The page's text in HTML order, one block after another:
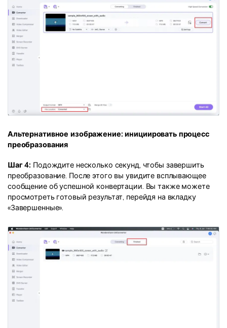
Альтернативное изображение: инициировать процесс
преобразования
Шаг 4: Подождите несколько секунд, чтобы завершить
преобразование. После этого вы увидите всплывающее
сообщение об успешной конвертации. Вы также можете
просмотреть готовый результат, перейдя на вкладку
«Завершенные».